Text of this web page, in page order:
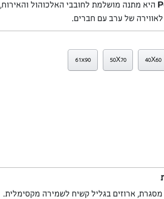
היא מתנה מושלמת לחובבי האלכוהול והאירוח,
של ערב עם חברים.
40X60
50X70
61x90
ארוזים בגליל קשיח לשמירה מקסימלית.